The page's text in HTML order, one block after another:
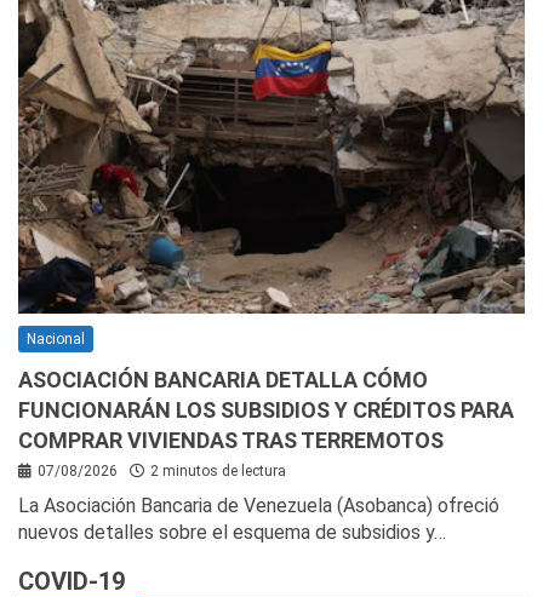
Nacional
ASOCIACIÓN BANCARIA DETALLA CÓMO
FUNCIONARÁN LOS SUBSIDIOS Y CRÉDITOS PARA
COMPRAR VIVIENDAS TRAS TERREMOTOS
07/08/2026 2 minutos de lectura
La Asociación Bancaria de Venezuela (Asobanca) ofreció
nuevos detalles sobre el esquema de subsidios y…
COVID-19